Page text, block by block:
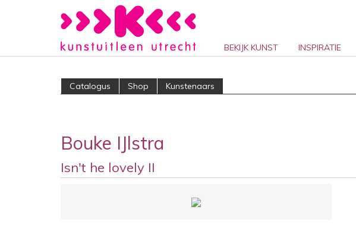
BEKIJK KUNST INSPIRATIE
Catalogus Shop Kunstenaars
Bouke IJlstra
Isn't he lovely II